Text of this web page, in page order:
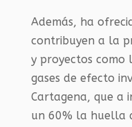
Además, ha
contribuyen a la
y proyectos como
gases de efecto
Cartagena, que a
un 60% la huella